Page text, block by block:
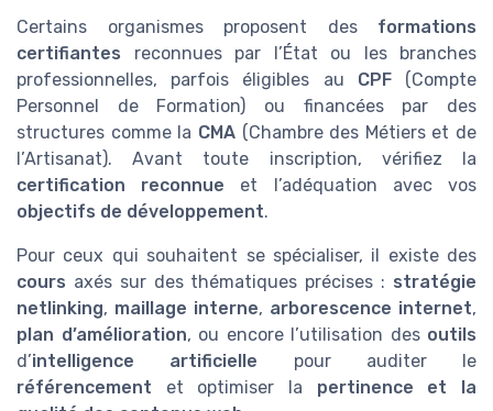
Certains organismes proposent des formations
certifiantes reconnues par l’État ou les branches
professionnelles, parfois éligibles au CPF(Compte
Personnel de Formation) ou financées par des
structures comme la CMA(Chambre des Métiers et de
l’Artisanat). Avant toute inscription, vérifiez la
certification reconnue et l’adéquation avec vos
objectifs de développement.
Pour ceux qui souhaitent se spécialiser, il existe des
cours axés sur des thématiques précises : stratégie
netlinking, maillage interne, arborescence internet,
plan d’amélioration, ou encore l’utilisation des outils
d’intelligence artificielle pour auditer le
référencement et optimiser la pertinence et la